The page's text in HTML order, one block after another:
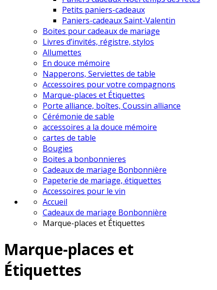
Petits paniers-cadeaux
Paniers-cadeaux Saint-Valentin
Boites pour cadeaux de mariage
Livres d’invités, régistre, stylos
Allumettes
En douce mémoire
Napperons, Serviettes de table
Accessoires pour votre compagnons
Marque-places et Étiquettes
Porte alliance, boîtes, Coussin alliance
Cérémonie de sable
accessoires a la douce mémoire
cartes de table
Bougies
Boites a bonbonnieres
Cadeaux de mariage Bonbonnière
Papeterie de mariage, étiquettes
Accessoires pour le vin
Accueil
Cadeaux de mariage Bonbonnière
Marque-places et Étiquettes
Marque-places et
Étiquettes